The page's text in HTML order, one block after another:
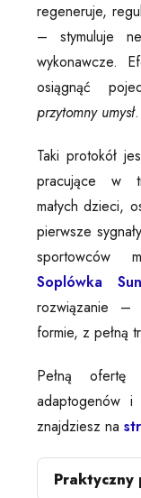
regeneruje,
– stymuluje
wykonawcze.
osiągnąć
przytomny umysł.
Taki protokół
pracujące w
małych dzieci,
pierwsze
sportowców
Soplówka
rozwiązanie –
formie, z pełną
Pełną ofertę
adaptogenów i
znajdziesz na
Praktyczny